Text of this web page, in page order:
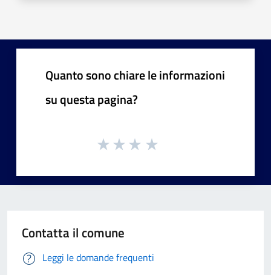
Quanto sono chiare le informazioni
su questa pagina?
Contatta il comune
Leggi le domande frequenti